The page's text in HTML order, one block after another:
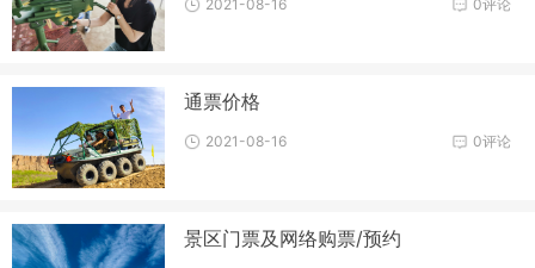
0评论
2021-08-16
通票价格
0评论
2021-08-16
景区门票及网络购票/预约